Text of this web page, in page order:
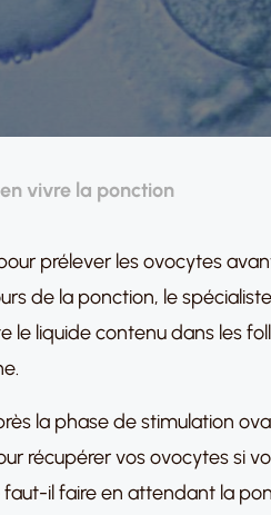
vivre la ponction
prélever les ovocytes
de la ponction, le
liquide contenu dans les
la phase de stimulation
récupérer vos ovocytes si
il faire en attendant la